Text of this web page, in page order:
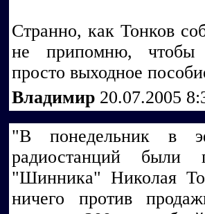
Странно, как Тонков
не припомню, чтобы
просто выходное
Владимир 20.07.2005
"В понедельник в
радиостанций были
"Шинника" Николая
ничего против